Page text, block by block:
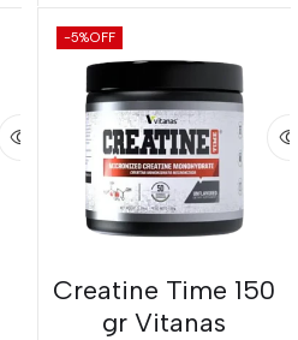
-5%OFF
Creatine Time 150
gr Vitanas